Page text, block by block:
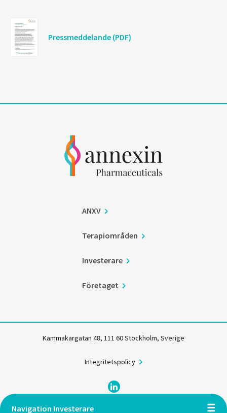
Navigation Investerare
Pressmeddelande (PDF)
ANXV
Terapiområden
Investerare
Företaget
Kammakargatan 48, 111 60 Stockholm, Sverige
Integritetspolicy